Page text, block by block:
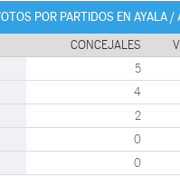
POR PARTIDOS EN AYALA /
CONCEJALES
5
4
2
0
0